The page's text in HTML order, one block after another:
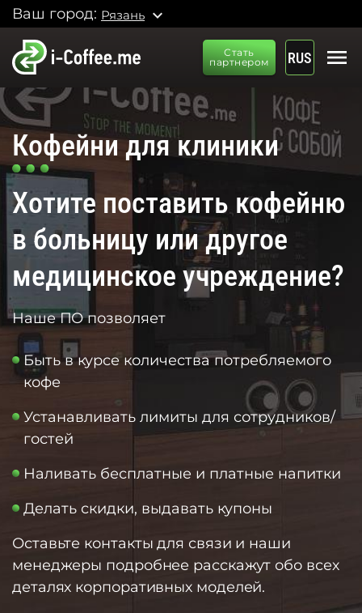
Ваш город: Рязань expand_more
Стать
партнером
RUS menu
Кофейни для клиники
Хотите поставить кофейню
в больницу или другое
медицинское учреждение?
Наше ПО позволяет
Быть в курсе количества потребляемого
кофе
Устанавливать лимиты для сотрудников/
гостей
Наливать бесплатные и платные напитки
Делать скидки, выдавать купоны
Оставьте контакты для связи и наши
менеджеры подробнее расскажут обо всех
деталях корпоративных моделей.